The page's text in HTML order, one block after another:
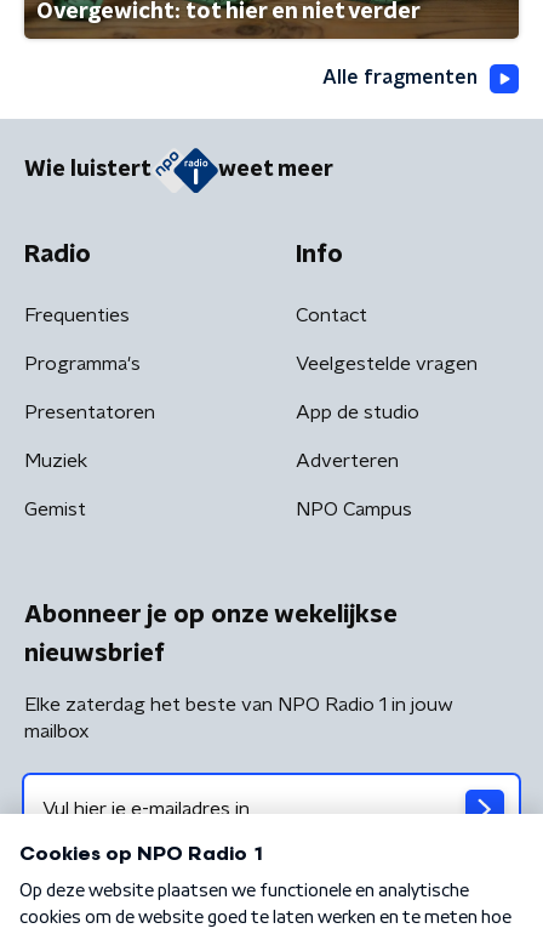
Overgewicht: tot hier en niet verder
Alle fragmenten
Wie luistert weet meer
Radio
Frequenties
Programma's
Presentatoren
Muziek
Gemist
Info
Contact
Veelgestelde vragen
App de studio
Adverteren
NPO Campus
Abonneer je op onze wekelijkse
nieuwsbrief
Elke zaterdag het beste van NPO Radio 1 in jouw
mailbox